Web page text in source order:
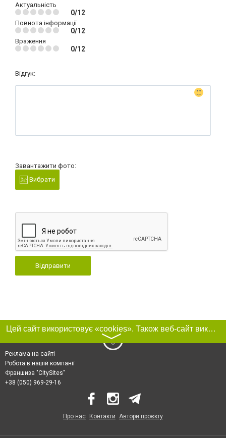
Актуальність
0/12
Повнота інформації
0/12
Враження
0/12
Відгук:
Завантажити фото:
Вибрати
Відправити
Цей сайт використовує «cookies». Також веб-сайт використовує інтернет-сервіс для збору технічних даних стосовно відвідувачів з метою отримання маркетингової та статистичної інформації. Умови обробки даних відвідувачів сайту див.
〉
Реклама на сайті
Робота в нашій компанії
Франшиза "CitySites"
+38 (050) 969-29-16
Про нас Контакти Автори проєкту